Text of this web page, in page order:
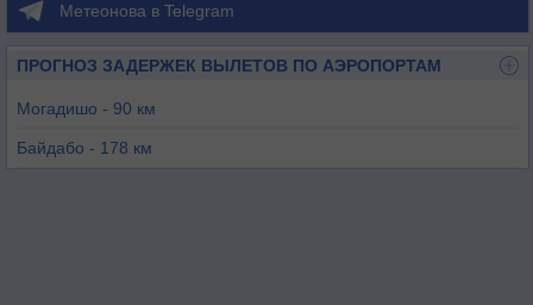
Метеонова в Telegram
ПРОГНОЗ ЗАДЕРЖЕК ВЫЛЕТОВ ПО АЭРОПОРТАМ
Могадишо - 90 км
Байдабо - 178 км